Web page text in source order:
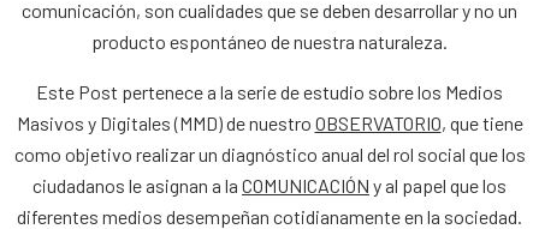
comunicación, son cualidades que se deben desarrollar y no un
producto espontáneo de nuestra naturaleza.
Este Post pertenece a la serie de estudio sobre los Medios
Masivos y Digitales (MMD) de nuestro OBSERVATORIO, que tiene
como objetivo realizar un diagnóstico anual del rol social que los
ciudadanos le asignan a la COMUNICACIÓN y al papel que los
diferentes medios desempeñan cotidianamente en la sociedad.